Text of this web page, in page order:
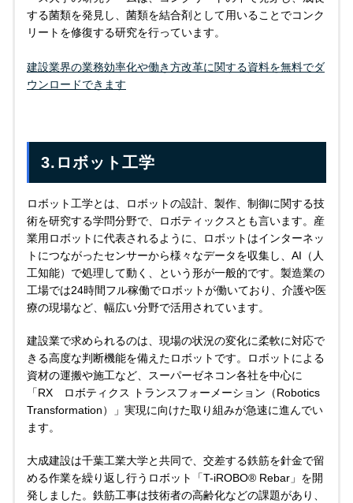
する菌類を発見し、菌類を結合剤として用いることでコンク
リートを修復する研究を行っています。
建設業界の業務効率化や働き⽅改⾰に関する資料を無料でダ
ウンロードできます
3.ロボット工学
ロボット工学とは、ロボットの設計、製作、制御に関する技
術を研究する学問分野で、ロボティックスとも言います。産
業用ロボットに代表されるように、ロボットはインターネッ
トにつながったセンサーから様々なデータを収集し、AI（人
工知能）で処理して動く、という形が一般的です。製造業の
工場では24時間フル稼働でロボットが働いており、介護や医
療の現場など、幅広い分野で活用されています。
建設業で求められるのは、現場の状況の変化に柔軟に対応で
きる高度な判断機能を備えたロボットです。ロボットによる
資材の運搬や施工など、スーパーゼネコン各社を中心に
「RX ロボティクス トランスフォーメーション（Robotics
Transformation）」実現に向けた取り組みが急速に進んでい
ます。
大成建設は千葉工業大学と共同で、交差する鉄筋を針金で留
める作業を繰り返し行うロボット「T-iROBO® Rebar」を開
発しました。鉄筋工事は技術者の高齢化などの課題があり、